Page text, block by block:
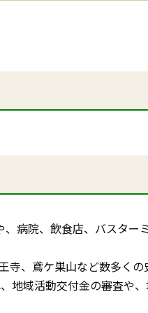
病院、飲食店、バスタ
寺、鳶ケ巣山など数多く
域活動交付金の審査や